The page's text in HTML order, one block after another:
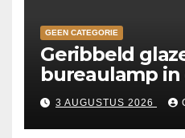
GEEN CATEGORIE
Geribbeld
bureaulamp
3 AUGUSTUS 2026